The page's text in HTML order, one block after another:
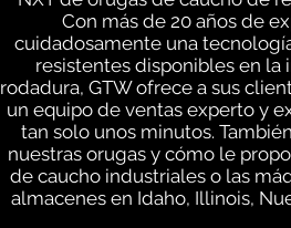
Con más de 20 años de
cuidadosamente una
resistentes disponibles en la
rodadura, GTW ofrece a sus
un equipo de ventas experto y
tan solo unos minutos.
nuestras orugas y cómo le
de caucho industriales o las
almacenes en Idaho, Illinois,